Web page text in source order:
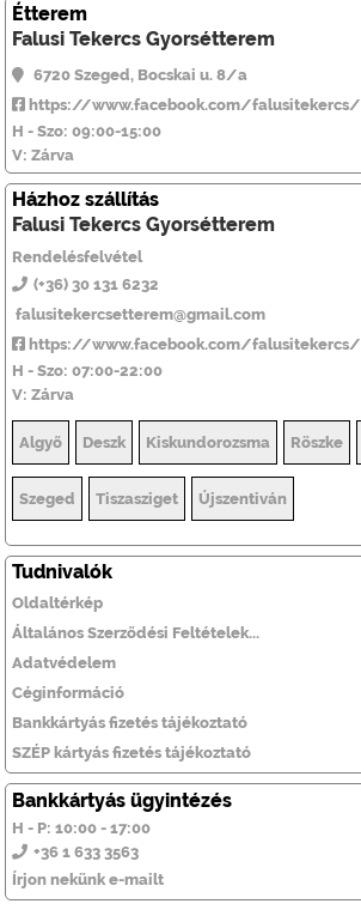
Étterem
Falusi Tekercs Gyorsétterem
6720 Szeged, Bocskai u. 8/a
https://www.facebook.com/falusitekercs/
H - Szo: 09:00-15:00
V: Zárva
Házhoz szállítás
Falusi Tekercs Gyorsétterem
Rendelésfelvétel
(+36) 30 131 6232
falusitekercsetterem@gmail.com
https://www.facebook.com/falusitekercs/
H - Szo: 07:00-22:00
V: Zárva
Algyő Deszk Kiskundorozsma Röszke
Szeged Tiszasziget Újszentiván
Tudnivalók
Oldaltérkép
Általános Szerződési Feltételek...
Adatvédelem
Céginformáció
Bankkártyás fizetés tájékoztató
SZÉP kártyás fizetés tájékoztató
Bankkártyás ügyintézés
H - P: 10:00 - 17:00
+36 1 633 3563
Írjon nekünk e-mailt